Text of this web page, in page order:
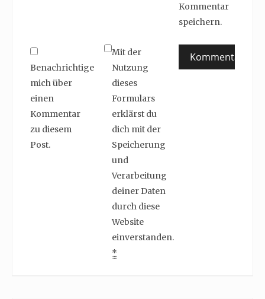
Kommentar
speichern.
Benachrichtige
mich über
einen
Kommentar
zu diesem
Post.
Mit der
Nutzung
dieses
Formulars
erklärst du
dich mit der
Speicherung
und
Verarbeitung
deiner Daten
durch diese
Website
einverstanden.
*